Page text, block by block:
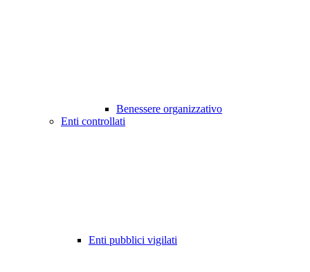
Benessere organizzativo
Enti controllati
Enti pubblici vigilati